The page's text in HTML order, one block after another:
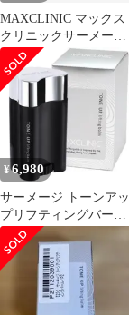
MAXCLINIC マックス
クリニックサーメージ
トーンアップリフティ
ングバーム
¥6,980
サーメージ トーンアッ
プリフティングバーム
【正規品】